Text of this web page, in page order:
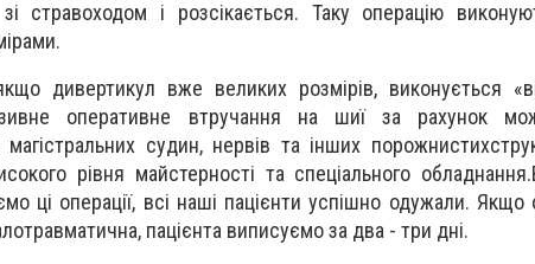
стравоходом і розсікається. Таку операцію
дивертикул вже великих розмірів, виконується
оперативне втручання на шиї за рахунок
судин, нервів та інших
рівня майстерності та спеціального
ці операції, всі наші пацієнти успішно одужали. Якщо
пацієнта виписуємо за два - три дні.